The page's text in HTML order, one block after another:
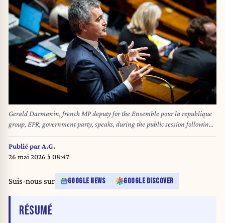
Gerald Darmanin, french MP deputy for the Ensemble pour la republique
group, EPR, government party, speaks, during the public session following
the discussion of the social security financing bill, PLFSS, for 2025 for the
discussion and vote of several amendments, at the Palais Bourbon, in the
hemicycle of the French National Assembly, in Paris, FRANCE, 30 October
EPR, parti du grouvernement, prend la parole, lors de la seance publique
suite de la discussion de du projet de loi de financement de la securite
sociale, PLFSS, pour 2025 pour la discussion et vote de plusieurs
amendements, au Palais Bourbon, dans l hemicycle de l Assemblee
Publié par A.G.
26 mai 2026 à 08:47
Suis-nous sur GOOGLE NEWS GOOGLE DISCOVER
RÉSUMÉDE L'ARTICLE